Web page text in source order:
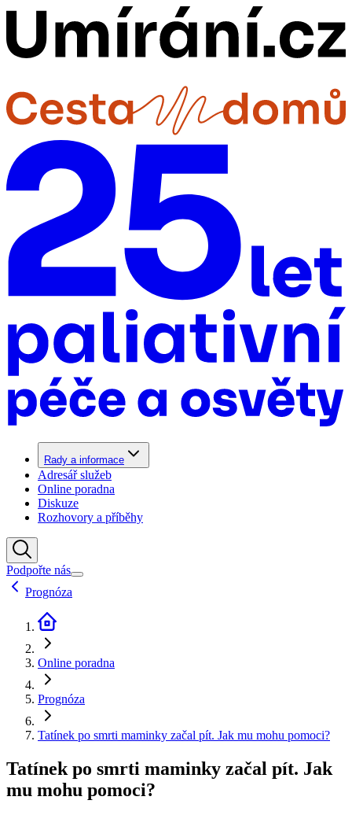
Rady a informace
Adresář služeb
Online poradna
Diskuze
Rozhovory a příběhy
Podpořte nás
Prognóza
Online poradna
Prognóza
Tatínek po smrti maminky začal pít. Jak mu mohu pomoci?
Tatínek po smrti maminky začal pít. Jak
mu mohu pomoci?